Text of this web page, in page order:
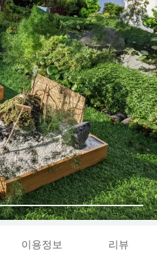
이용정보 리뷰